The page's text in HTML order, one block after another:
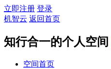
立即注册 登录
机智云 返回首页
知行合一的个人空间
空间首页